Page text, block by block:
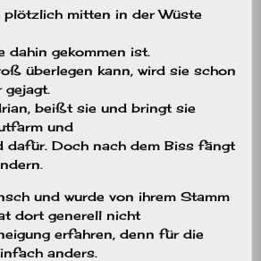
mitten in der Wüste
dahin gekommen ist.
überlegen kann, wird sie schon
gejagt.
beißt sie und bringt sie
und
dafür. Doch nach dem Biss fängt
und wurde von ihrem Stamm
dort generell nicht
erfahren, denn für die
anders.